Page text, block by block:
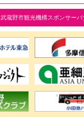
武蔵野市観光機構スポンサー